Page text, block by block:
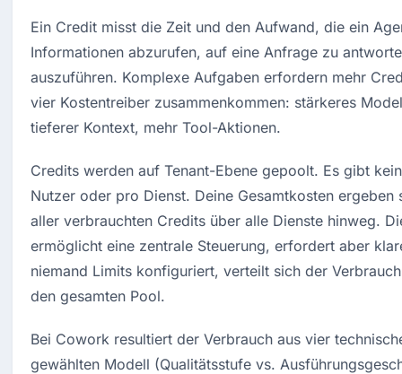
Ein Credit misst die Zeit und den Aufwand, die ein
Informationen abzurufen, auf eine Anfrage zu
auszuführen. Komplexe Aufgaben erfordern mehr
vier Kostentreiber zusammenkommen: stärkeres
tieferer Kontext, mehr Tool-Aktionen.
Credits werden auf Tenant-Ebene gepoolt. Es gibt
Nutzer oder pro Dienst. Deine Gesamtkosten ergeben
aller verbrauchten Credits über alle Dienste hinweg.
ermöglicht eine zentrale Steuerung, erfordert aber
niemand Limits konfiguriert, verteilt sich der
den gesamten Pool.
Bei Cowork resultiert der Verbrauch aus vier
gewählten Modell (Qualitätsstufe vs.